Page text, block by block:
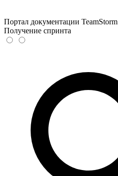
Портал документации TeamStorm
Получение спринта